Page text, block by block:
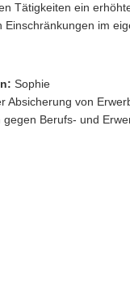
Tätigkeiten ein
im
Sophie
Absicherung von
Berufs- und